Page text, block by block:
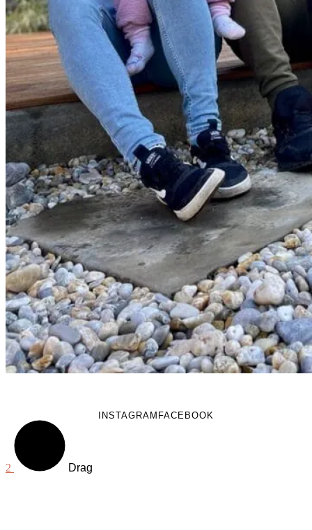
INSTAGRAM FACEBOOK
Drag